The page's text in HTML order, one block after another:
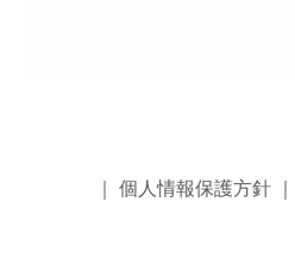
個人情報保護方針